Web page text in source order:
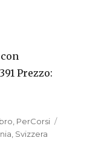
Prezzo:
PerCorsi
Svizzera